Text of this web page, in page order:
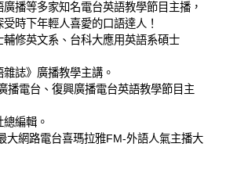
播等多家知名電台英語教學節目主播，
時下年輕人喜愛的口語達人！
修英文系、台科大應用英語系碩士
誌》廣播教學主講。
播電台、復興廣播電台英語教學節目主
編輯。
大網路電台喜瑪拉雅FM-外語人氣主播大